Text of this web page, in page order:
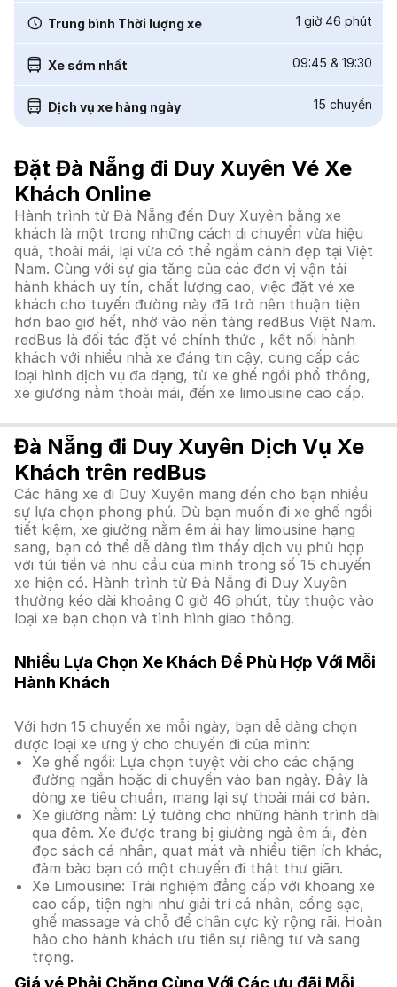
Trung bình Thời lượng xe 1 giờ 46 phút
Xe sớm nhất 09:45 & 19:30
Dịch vụ xe hàng ngày 15 chuyến
Đặt Đà Nẵng đi Duy Xuyên Vé Xe
Khách Online
Hành trình từ Đà Nẵng đến Duy Xuyên bằng xe
khách là một trong những cách di chuyển vừa hiệu
quả, thoải mái, lại vừa có thể ngắm cảnh đẹp tại Việt
Nam. Cùng với sự gia tăng của các đơn vị vận tải
hành khách uy tín, chất lượng cao, việc đặt vé xe
khách cho tuyến đường này đã trở nên thuận tiện
hơn bao giờ hết, nhờ vào nền tảng redBus Việt Nam.
redBus là đối tác đặt vé chính thức , kết nối hành
khách với nhiều nhà xe đáng tin cậy, cung cấp các
loại hình dịch vụ đa dạng, từ xe ghế ngồi phổ thông,
xe giường nằm thoải mái, đến xe limousine cao cấp.
Đà Nẵng đi Duy Xuyên Dịch Vụ Xe
Khách trên redBus
Các hãng xe đi Duy Xuyên mang đến cho bạn nhiều
sự lựa chọn phong phú. Dù bạn muốn đi xe ghế ngồi
tiết kiệm, xe giường nằm êm ái hay limousine hạng
sang, bạn có thể dễ dàng tìm thấy dịch vụ phù hợp
với túi tiền và nhu cầu của mình trong số 15 chuyến
xe hiện có. Hành trình từ Đà Nẵng đi Duy Xuyên
thường kéo dài khoảng 0 giờ 46 phút, tùy thuộc vào
loại xe bạn chọn và tình hình giao thông.
Nhiều Lựa Chọn Xe Khách Để Phù Hợp Với Mỗi
Hành Khách
Với hơn 15 chuyến xe mỗi ngày, bạn dễ dàng chọn
được loại xe ưng ý cho chuyến đi của mình:
Xe ghế ngồi: Lựa chọn tuyệt vời cho các chặng
đường ngắn hoặc di chuyển vào ban ngày. Đây là
dòng xe tiêu chuẩn, mang lại sự thoải mái cơ bản.
Xe giường nằm: Lý tưởng cho những hành trình dài
qua đêm. Xe được trang bị giường ngả êm ái, đèn
đọc sách cá nhân, quạt mát và nhiều tiện ích khác,
đảm bảo bạn có một chuyến đi thật thư giãn.
Xe Limousine: Trải nghiệm đẳng cấp với khoang xe
cao cấp, tiện nghi như giải trí cá nhân, cổng sạc,
ghế massage và chỗ để chân cực kỳ rộng rãi. Hoàn
hảo cho hành khách ưu tiên sự riêng tư và sang
trọng.